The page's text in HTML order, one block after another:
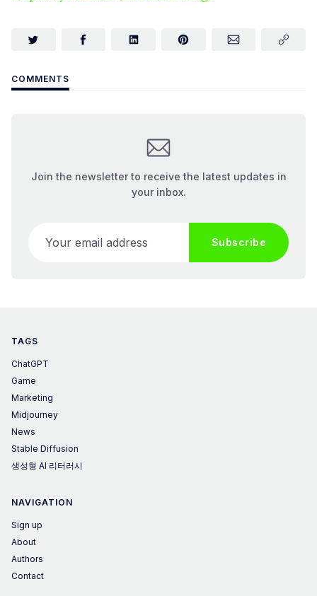
COMMENTS
Join the newsletter to receive the latest updates in
your inbox.
Subscribe
TAGS
ChatGPT
Game
Marketing
Midjourney
News
Stable Diffusion
생성형 AI 리터러시
NAVIGATION
Sign up
About
Authors
Contact